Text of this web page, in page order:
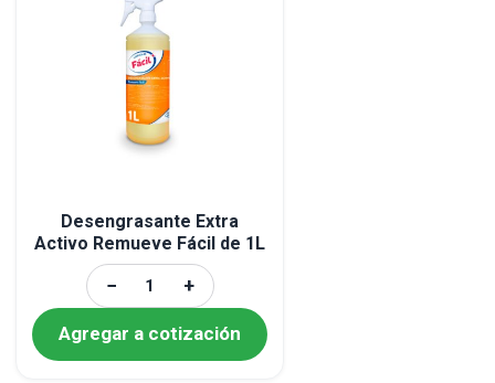
Desengrasante Extra
Activo Remueve Fácil de 1L
− +
Agregar a cotización